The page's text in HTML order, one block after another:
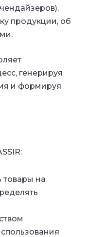
продукции, об
генерируя
и формируя
товары на